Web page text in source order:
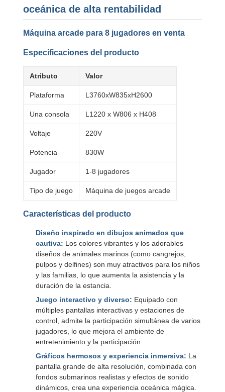
oceánica de alta rentabilidad
Máquina arcade para 8 jugadores en venta
Especificaciones del producto
Atributo Valor
Plataforma L3760xW835xH2600
Una consola L1220 x W806 x H408
Voltaje 220V
Potencia 830W
Jugador 1-8 jugadores
Tipo de juego Máquina de juegos arcade
Características del producto
Diseño inspirado en dibujos animados que
cautiva: Los colores vibrantes y los adorables
diseños de animales marinos (como cangrejos,
pulpos y delfines) son muy atractivos para los niños
y las familias, lo que aumenta la asistencia y la
duración de la estancia.
Juego interactivo y diverso: Equipado con
múltiples pantallas interactivas y estaciones de
control, admite la participación simultánea de varios
jugadores, lo que mejora el ambiente de
entretenimiento y la participación.
Gráficos hermosos y experiencia inmersiva: La
pantalla grande de alta resolución, combinada con
fondos submarinos realistas y efectos de sonido
dinámicos, crea una experiencia oceánica mágica.